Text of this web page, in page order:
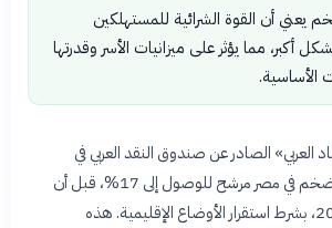
يعني أن القوة الشرائية للمستهلكين
أكبر، مما يؤثر على ميزانيات الأسر وقدرتها
الأساسية.
العربي» الصادر عن صندوق النقد العربي في
أغسطس 2026 أن التضخم في مصر مرشح للوصول إلى 17%، قبل أن
يتراجع إلى 13% في 2027، بشرط استقرار الأوضاع الإقليمية. هذه